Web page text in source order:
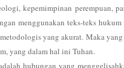
kepemimpinan perempuan,
menggunakan teks-teks
yang akurat. Maka
yang dalam hal ini Tuhan.
hubungan yang